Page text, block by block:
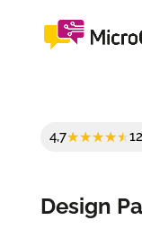
4,7
Design